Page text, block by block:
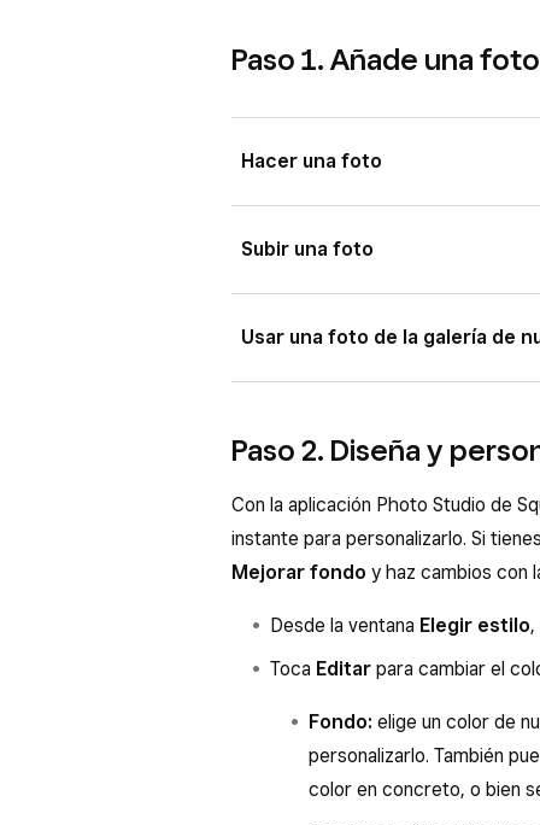
Paso 1. Añade una foto
Hacer una foto
Para conseguir mejores
Centra el artículo en el
Cuando el indicador se vuelva
foto.
con el paso 2.
Subir una foto
También puedes diseñar y
Toca el icono de fotos que
Selecciona una foto desde tu
PulsaEliminar fondoy,
Toca la cuadrícula de un
Usar una foto de la galería de
puedes añadir y personalizar las
aplicación Photo Studio de Square,
Toca el icono de fotos que
de tu carta. Si tocas la lupa,
PulsaEditar estilo para
continuar con el paso 3.
Paso 2. Diseña y
Con la aplicación Photo Studio de
instante para personalizarlo. Si
Mejorar fondo y haz cambios con
Desde la ventana Elegir estilo
Toca Editar para cambiar el
Fondo: elige un color de
personalizarlo. También
color en concreto, o bien